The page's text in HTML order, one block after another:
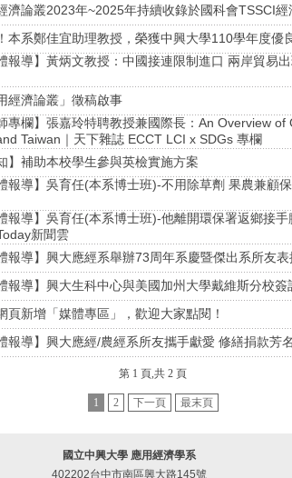
濟論叢2023年~2025年持續收錄於國科會TSSCI經
本系鄭佳宜助理教授，榮獲中興大學110學年度優
報導】黃炳文教授：中國接連限制進口 兩岸貿易
經濟論叢」徵稿啟事
專欄】張嘉玲特聘教授兼國際長：An Overview
Taiwan｜天下雜誌 ECCT LCI x SDGs 專欄
】補助本校學生參與英檢實施方案
報導】吳育任(本系博士班)-不用除草劑 果農兼顧
報導】吳育任(本系博士班)-他離開環保署返鄉接
新聞雲
報導】興大應經系舉辦73周年系慶暨傑出系所友
報導】興大生科中心與美國加州大學戴維斯分校
頁新增「媒體專區」，歡迎大家點閱！
報導】興大應經/農經系所友攜手獻愛 修繕捐款芳
第 1 頁,共 2 頁
1 2 下一頁 最末頁
國立中興大學 應用經濟學系
402202台中市南區興大路145號